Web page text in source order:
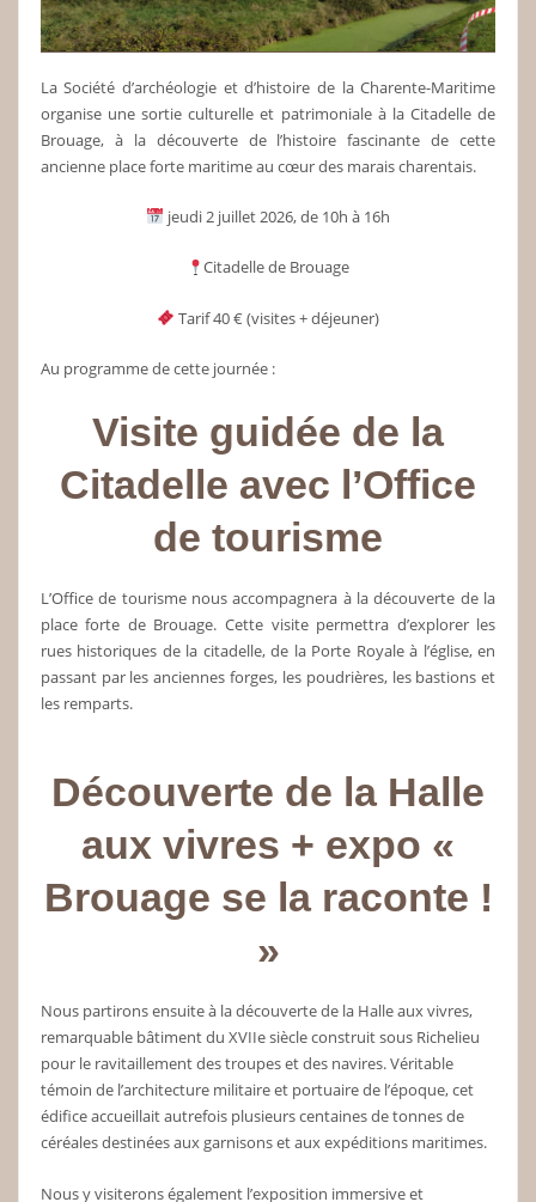
La Société d’archéologie et d’histoire de la Charente-Maritime
organise une sortie culturelle et patrimoniale à la Citadelle de
Brouage, à la découverte de l’histoire fascinante de cette
ancienne place forte maritime au cœur des marais charentais.
jeudi 2 juillet 2026, de 10h à 16h
Citadelle de Brouage
Tarif 40 € (visites + déjeuner)
Au programme de cette journée :
Visite guidée de la
Citadelle avec l’Office
de tourisme
L’Office de tourisme nous accompagnera à la découverte de la
place forte de Brouage. Cette visite permettra d’explorer les
rues historiques de la citadelle, de la Porte Royale à l’église, en
passant par les anciennes forges, les poudrières, les bastions et
les remparts.
Découverte de la Halle
aux vivres + expo «
Brouage se la raconte !
»
Nous partirons ensuite à la découverte de la Halle aux vivres,
remarquable bâtiment du XVIIe siècle construit sous Richelieu
pour le ravitaillement des troupes et des navires. Véritable
témoin de l’architecture militaire et portuaire de l’époque, cet
édifice accueillait autrefois plusieurs centaines de tonnes de
céréales destinées aux garnisons et aux expéditions maritimes.
Nous y visiterons également l’exposition immersive et